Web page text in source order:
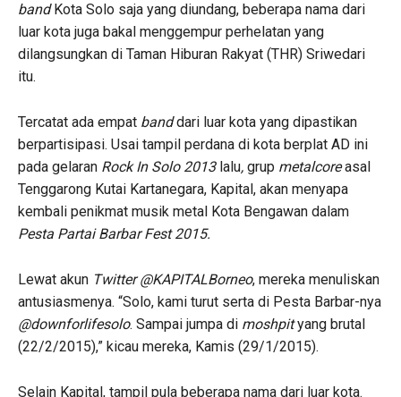
band Kota Solo saja yang diundang, beberapa nama dari
luar kota juga bakal menggempur perhelatan yang
dilangsungkan di Taman Hiburan Rakyat (THR) Sriwedari
itu.
Tercatat ada empat banddari luar kota yang dipastikan
berpartisipasi. Usai tampil perdana di kota berplat AD ini
pada gelaran Rock In Solo 2013 lalu, grup metalcoreasal
Tenggarong Kutai Kartanegara, Kapital, akan menyapa
kembali penikmat musik metal Kota Bengawan dalam
Pesta Partai Barbar Fest 2015.
Lewat akun Twitter @KAPITALBorneo, mereka menuliskan
antusiasmenya. “Solo, kami turut serta di Pesta Barbar-nya
@downforlifesolo. Sampai jumpa di moshpityang brutal
(22/2/2015),” kicau mereka, Kamis (29/1/2015).
Selain Kapital, tampil pula beberapa nama dari luar kota.